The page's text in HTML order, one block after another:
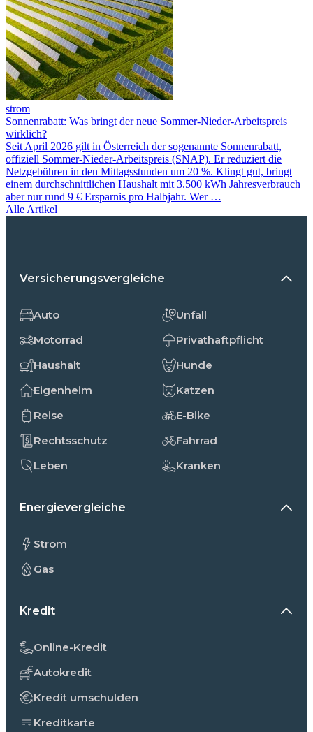
strom
Sonnenrabatt: Was bringt der neue Sommer-Nieder-Arbeitspreis
wirklich?
Seit April 2026 gilt in Österreich der sogenannte Sonnenrabatt,
offiziell Sommer-Nieder-Arbeitspreis (SNAP). Er reduziert die
Netzgebühren in den Mittagsstunden um 20 %. Klingt gut, bringt
einem durchschnittlichen Haushalt mit 3.500 kWh Jahresverbrauch
aber nur rund 9 € Ersparnis pro Halbjahr. Wer …
Alle Artikel
Versicherungsvergleiche
Auto
Motorrad
Haushalt
Eigenheim
Reise
Rechtsschutz
Leben
Unfall
Privathaftpflicht
Hunde
Katzen
E-Bike
Fahrrad
Kranken
Energievergleiche
Strom
Gas
Kredit
Online-Kredit
Autokredit
Kredit umschulden
Kreditkarte